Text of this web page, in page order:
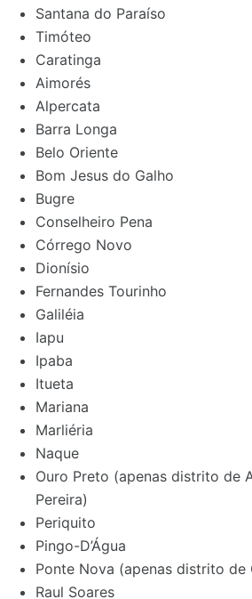
Santana do Paraíso
Timóteo
Caratinga
Aimorés
Alpercata
Barra Longa
Belo Oriente
Bom Jesus do Galho
Bugre
Conselheiro Pena
Córrego Novo
Dionísio
Fernandes Tourinho
Galiléia
Iapu
Ipaba
Itueta
Mariana
Marliéria
Naque
Ouro Preto (apenas distrito de
Pereira)
Periquito
Pingo-D’Água
Ponte Nova (apenas distrito de
Raul Soares